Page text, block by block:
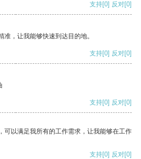
支持[0] 反对[0]
准，让我能够快速到达目的地。
支持[0] 反对[0]
支持[0] 反对[0]
可以满足我所有的工作需求，让我能够在工作
支持[0] 反对[0]